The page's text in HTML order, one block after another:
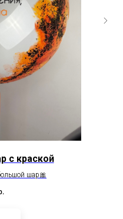
с краской
шар🎀